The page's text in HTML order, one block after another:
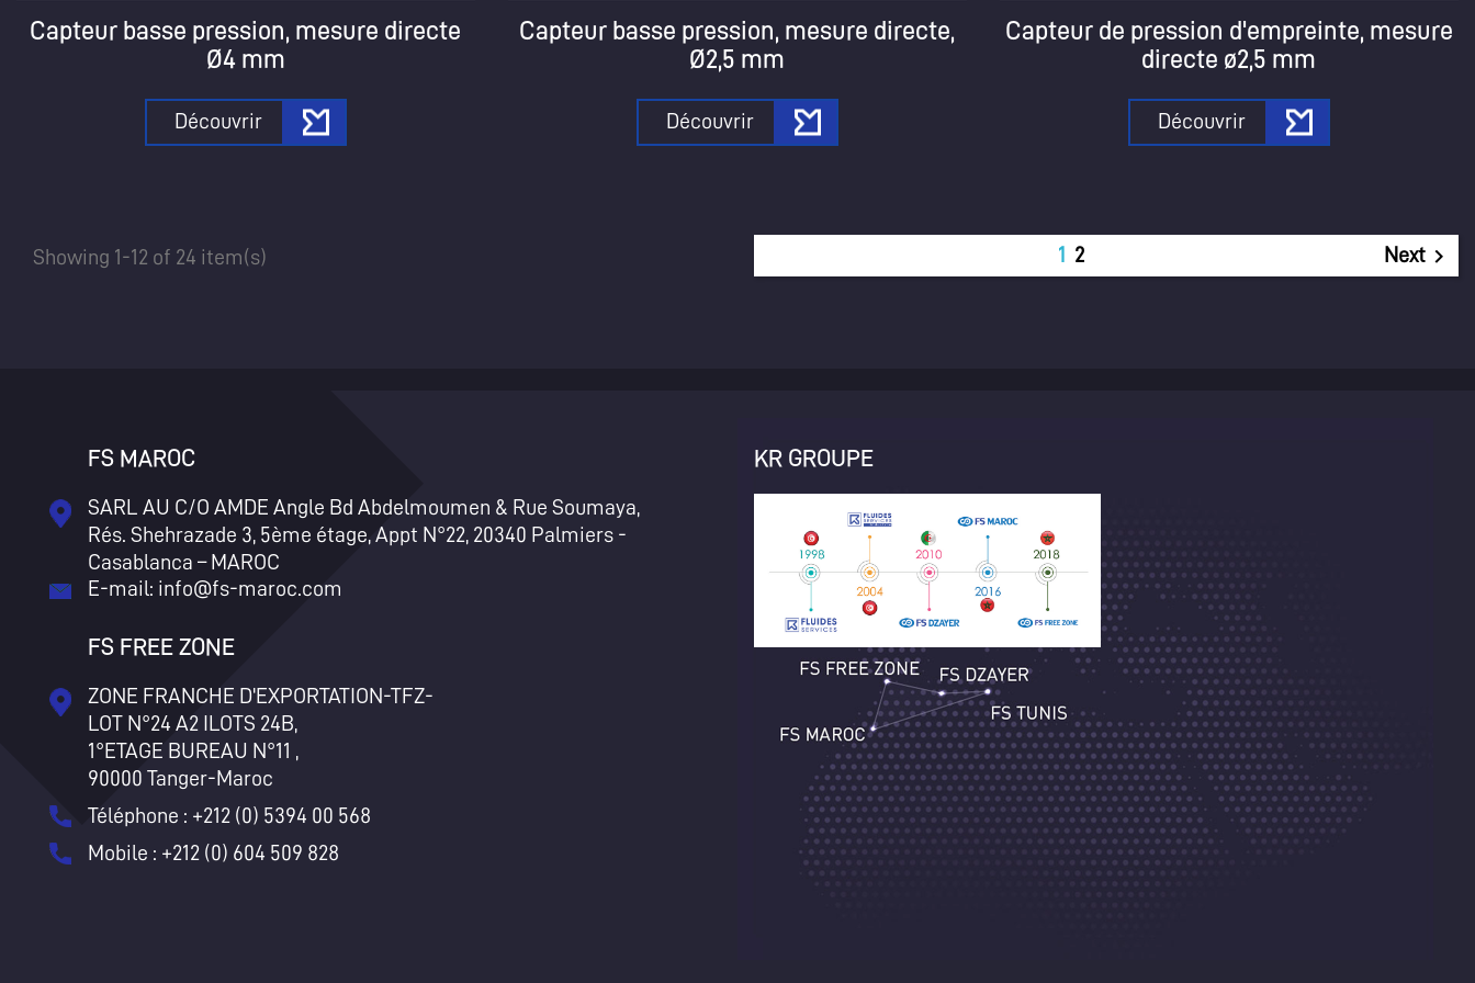
Capteur basse pression, mesure directe
Ø4 mm
Découvrir
Capteur basse pression, mesure directe,
Ø2,5 mm
Découvrir
Capteur de pression d'empreinte, mesure
directe ø2,5 mm
Découvrir
Showing 1-12 of 24 item(s) 1 2 Next
FS MAROC
SARL AU C/O AMDE Angle Bd Abdelmoumen & Rue Soumaya,
Rés. Shehrazade 3, 5ème étage, Appt N°22, 20340 Palmiers -
Casablanca – MAROC
E-mail: info@fs-maroc.com
FS FREE ZONE
ZONE FRANCHE D'EXPORTATION-TFZ-
LOT N°24 A2 ILOTS 24B,
1°ETAGE BUREAU N°11 ,
90000 Tanger-Maroc
Téléphone : +212 (0) 5394 00 568
Mobile : +212 (0) 604 509 828
KR GROUPE